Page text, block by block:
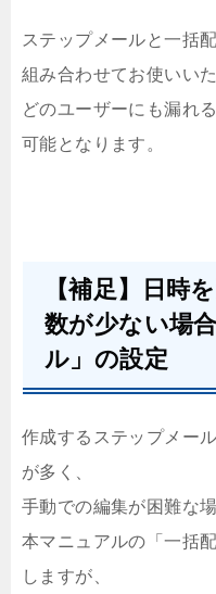
ステップメールと一括
組み合わせてお使いい
どのユーザーにも漏れ
可能となります。
【補足】日時
数が少ない場
ル」の設定
作成するステップメー
が多く、
手動での編集が困難な場
本マニュアルの「一括
しますが、